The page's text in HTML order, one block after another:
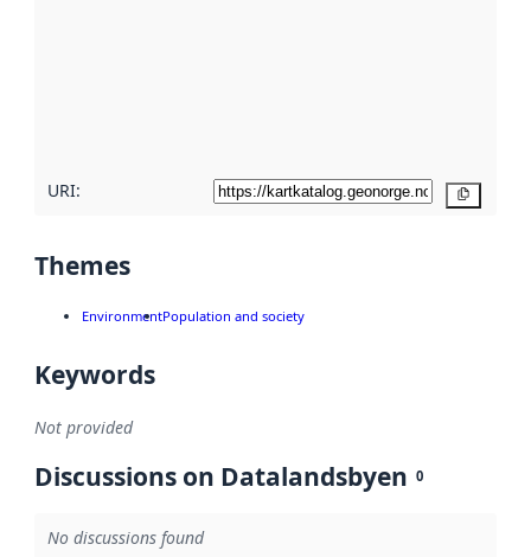
URI:
Themes
EnvironmentPopulation and society
Keywords
Not provided
Discussions on Datalandsbyen 0
No discussions found